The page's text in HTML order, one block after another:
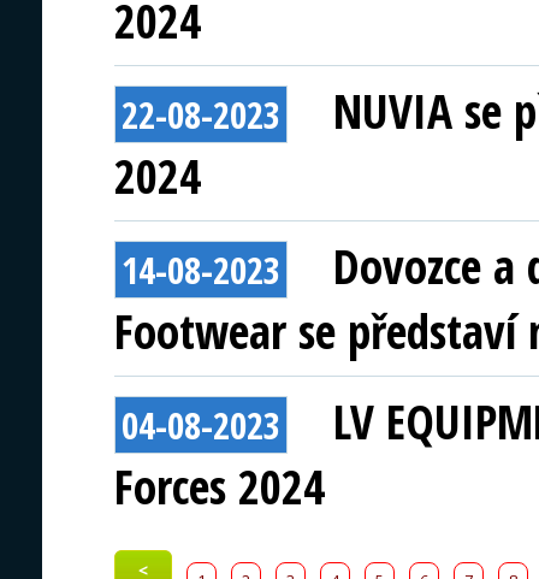
2024
22-08-2023
NUVIA se
2024
14-08-2023
Dovozce
Footwear se představí
04-08-2023
LV
Forces 2024
<